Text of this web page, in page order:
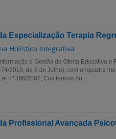
Especialização Terapia
Holística Integrativa
e Gestão da Oferta Educativa e
2010, de 8 de Julho), com enquadra
nº 396/2007; Cos termos do...
Profissional Avançada